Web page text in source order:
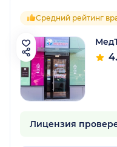
Средний рейтинг
Лицензия